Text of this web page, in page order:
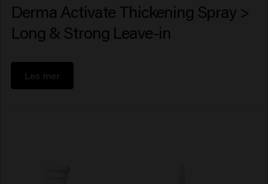
Derma Activate Thickening Spray >
Long & Strong Leave-in
Les mer